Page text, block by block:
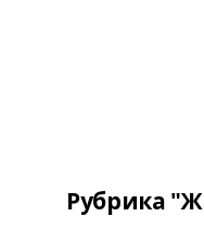
Рубрика